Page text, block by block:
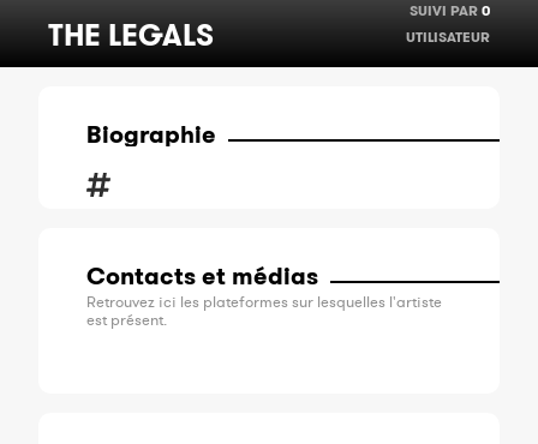
THE LEGALS
SUIVI PAR 0
UTILISATEUR
Biographie
Contacts et médias
Retrouvez ici les plateformes sur lesquelles l'artiste
est présent.